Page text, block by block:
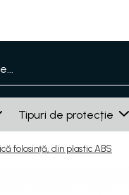
Tipuri de protecție
folosință, din plastic ABS